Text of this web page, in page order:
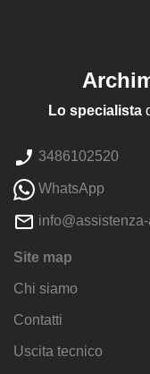
Lo specialista
3486102520
WhatsApp
Site map
Chi siamo
Contatti
Uscita tecnico